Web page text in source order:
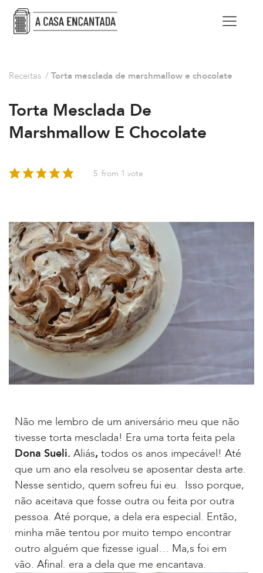
Receitas / Torta mesclada de marshmallow e chocolate
Torta Mesclada De
Marshmallow E Chocolate
5 from 1 vote
Não me lembro de um aniversário meu que não
tivesse torta mesclada! Era uma torta feita pela
Dona Sueli. Aliás, todos os anos impecável! Até
que um ano ela resolveu se aposentar desta arte.
Nesse sentido, quem sofreu fui eu. Isso porque,
não aceitava que fosse outra ou feita por outra
pessoa. Até porque, a dela era especial. Então,
minha mãe tentou por muito tempo encontrar
outro alguém que fizesse igual… Ma,s foi em
vão. Afinal. era a dela que me encantava.